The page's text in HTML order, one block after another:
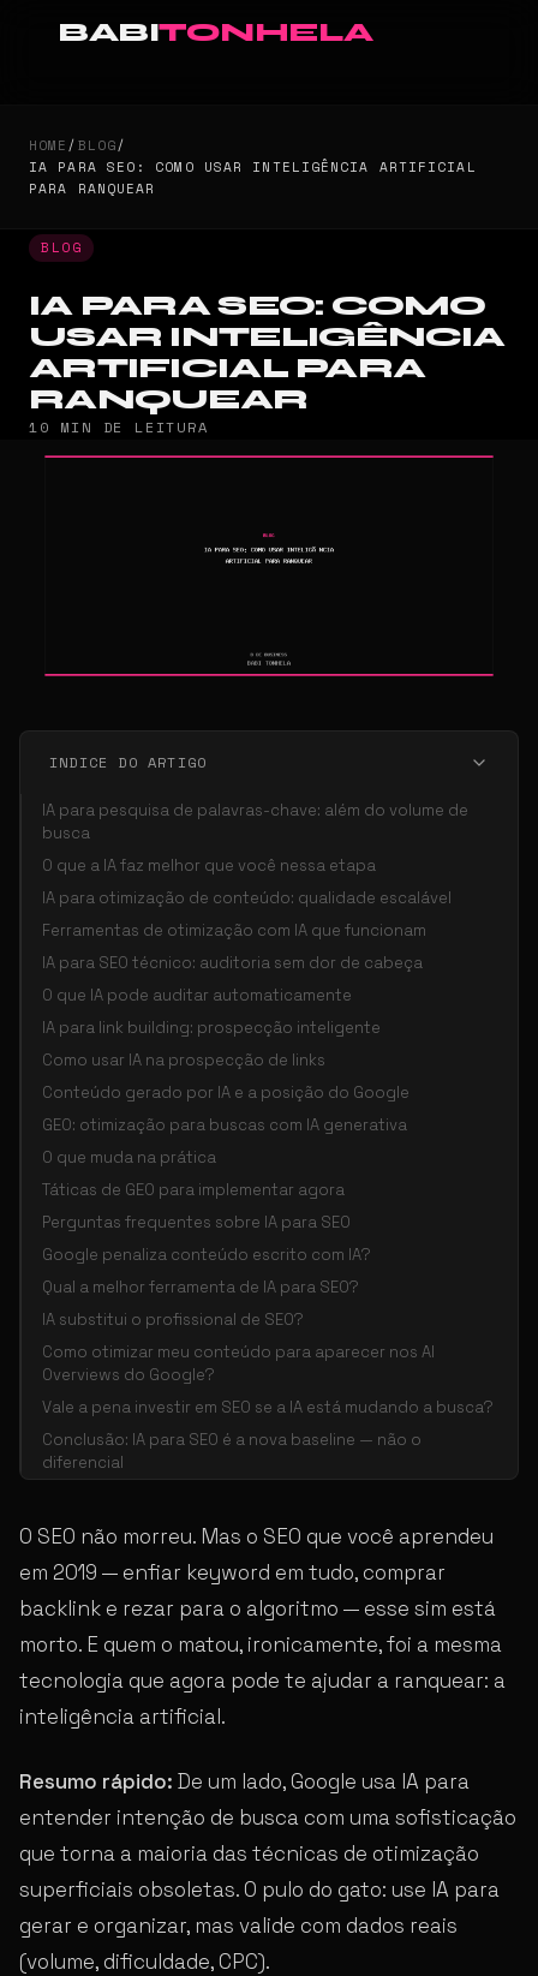
BABITONHELA
HOME/BLOG/
IA PARA SEO: COMO USAR INTELIGÊNCIA ARTIFICIAL
PARA RANQUEAR
BLOG
IA PARA SEO: COMO
USAR INTELIGÊNCIA
ARTIFICIAL PARA
RANQUEAR
10 MIN DE LEITURA
INDICE DO ARTIGO
IA para pesquisa de palavras-chave: além do volume de
busca
O que a IA faz melhor que você nessa etapa
IA para otimização de conteúdo: qualidade escalável
Ferramentas de otimização com IA que funcionam
IA para SEO técnico: auditoria sem dor de cabeça
O que IA pode auditar automaticamente
IA para link building: prospecção inteligente
Como usar IA na prospecção de links
Conteúdo gerado por IA e a posição do Google
GEO: otimização para buscas com IA generativa
O que muda na prática
Táticas de GEO para implementar agora
Perguntas frequentes sobre IA para SEO
Google penaliza conteúdo escrito com IA?
Qual a melhor ferramenta de IA para SEO?
IA substitui o profissional de SEO?
Como otimizar meu conteúdo para aparecer nos AI
Overviews do Google?
Vale a pena investir em SEO se a IA está mudando a busca?
Conclusão: IA para SEO é a nova baseline — não o
diferencial
O SEO não morreu. Mas o SEO que você aprendeu
em 2019 — enfiar keyword em tudo, comprar
backlink e rezar para o algoritmo — esse sim está
morto. E quem o matou, ironicamente, foi a mesma
tecnologia que agora pode te ajudar a ranquear: a
inteligência artificial.
Resumo rápido: De um lado, Google usa IA para
entender intenção de busca com uma sofisticação
que torna a maioria das técnicas de otimização
superficiais obsoletas. O pulo do gato: use IA para
gerar e organizar, mas valide com dados reais
(volume, dificuldade, CPC).